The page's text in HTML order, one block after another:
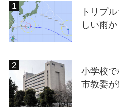
トリプ
しい雨
小学校
市教委